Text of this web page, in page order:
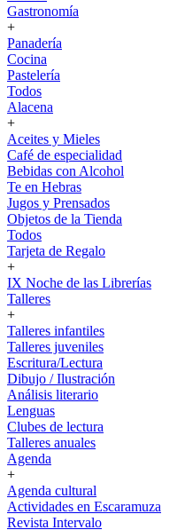
Gastronomía
+
Panadería
Cocina
Pastelería
Todos
Alacena
+
Aceites y Mieles
Café de especialidad
Bebidas con Alcohol
Te en Hebras
Jugos y Prensados
Objetos de la Tienda
Todos
Tarjeta de Regalo
+
IX Noche de las Librerías
Talleres
+
Talleres infantiles
Talleres juveniles
Escritura/Lectura
Dibujo / Ilustración
Análisis literario
Lenguas
Clubes de lectura
Talleres anuales
Agenda
+
Agenda cultural
Actividades en Escaramuza
Revista Intervalo